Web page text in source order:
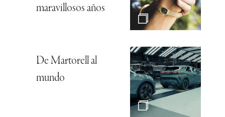
maravillosos años
De Martorell al
mundo